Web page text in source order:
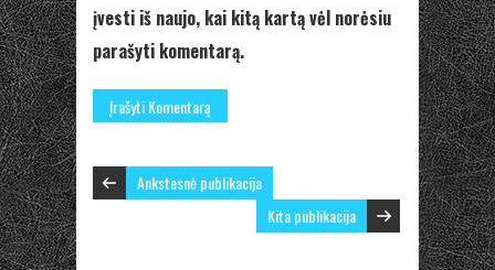
įvesti iš naujo, kai kitą kartą vėl norėsiu
parašyti komentarą.
Ankstesnė publikacija
Kita publikacija